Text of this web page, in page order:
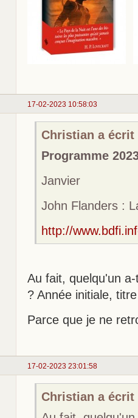
17-02-2023 10:58:03
Christian a écrit
Programme
Janvier
John Flanders :
http://
Au fait, quelqu'un
? Année initiale,
Parce que je ne
17-02-2023 23:01:58
Christian a écrit